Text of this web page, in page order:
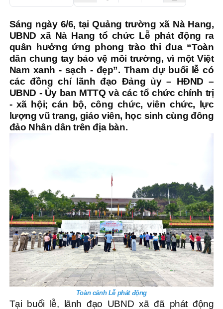
Sáng ngày 6/6, tại Quảng trường xã Nà Hang,
UBND xã Nà Hang tổ chức Lễ phát động ra
quân hưởng ứng phong trào thi đua “Toàn
dân chung tay bảo vệ môi trường, vì một Việt
Nam xanh - sạch - đẹp”. Tham dự buổi lễ có
các đồng chí lãnh đạo Đảng ủy – HĐND –
UBND - Ủy ban MTTQ và các tổ chức chính trị
- xã hội; cán bộ, công chức, viên chức, lực
lượng vũ trang, giáo viên, học sinh cùng đông
đảo Nhân dân trên địa bàn.
Toàn cảnh Lễ phát động
Tại buổi lễ, lãnh đạo UBND xã đã phát động